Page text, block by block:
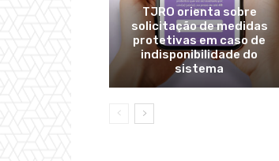
TJRO orienta sobre
solicitação de medidas
protetivas em caso de
indisponibilidade do
sistema